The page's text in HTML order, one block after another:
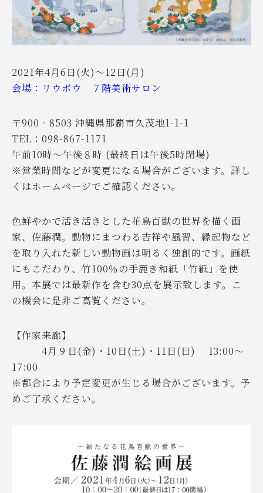
2021年4月6日(火)～12日(月)
会場：リウボウ ７階美術サロン
〒900‐8503 沖縄県那覇市久茂地1-1-1
TEL：098-867-1171
午前10時～午後８時 (最終日は午後5時閉場)
※営業時間などが変更になる場合がございます。詳し
くはホームページでご確認ください。
色鮮やかで活き活きとした花鳥百獣の世界を描く画
家、佐藤潤。動物にまつわる吉祥や風習、縁起物など
を取り入れた新しい動物画は明るく独創的です。画紙
にもこだわり、竹100％の手鹿き和紙「竹紙」を使
用。本展では最新作を含む30点を展示致します。こ
の機会に是非ご高覧ください。
【作家来廊】
4月９日(金)・10日(土)・11日(日) 13:00～
17:00
※都合により予定変更が生じる場合がございます。予
めご了承ください。